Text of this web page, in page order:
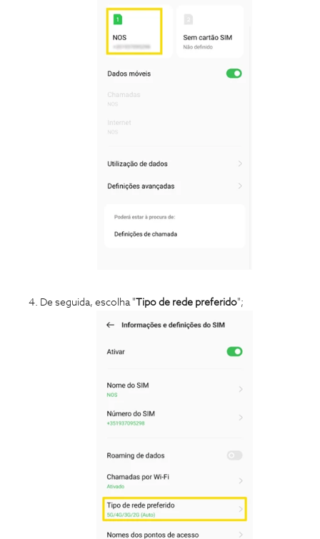
De seguida, escolha " Tipo de rede preferido";